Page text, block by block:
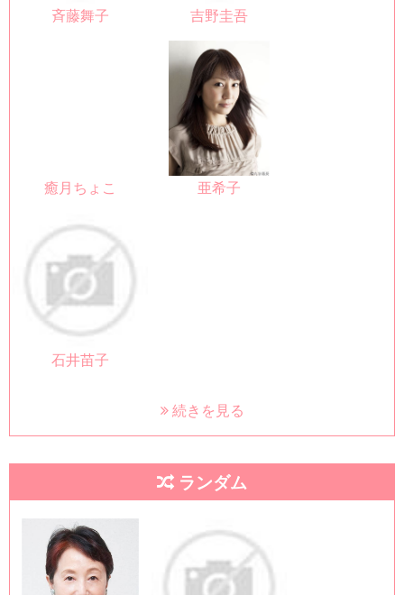
斉藤舞子 吉野圭吾
癒月ちょこ 亜希子
石井苗子
続きを見る
ランダム